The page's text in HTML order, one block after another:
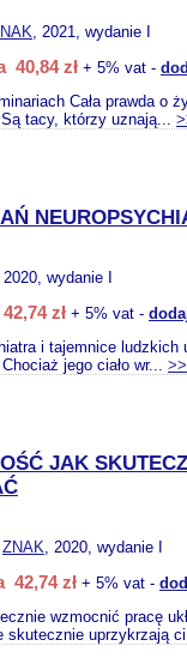
, 2021, wydanie I
40,84 zł + 5% vat -
Cała prawda o
tacy, którzy uznają...
2020, wydanie I
zł + 5% vat -
i tajemnice
jego ciało wr...
JAK
ZNAK, 2020, wydanie I
42,74 zł + 5% vat -
wzmocnić pracę
skutecznie uprzykrzają